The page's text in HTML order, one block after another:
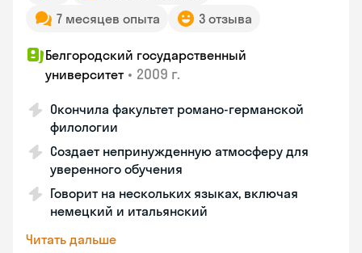
7 месяцев опыта
3 отзыва
Белгородский государственный
университет • 2009 г.
Окончила факультет романо-германской
филологии
Создает непринужденную атмосферу для
уверенного обучения
Говорит на нескольких языках, включая
немецкий и итальянский
Читать дальше